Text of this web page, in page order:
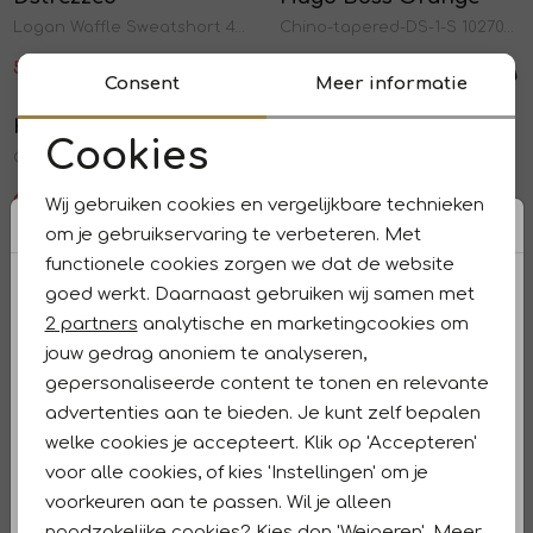
55,97
Hugo Boss Orange
69,97 99,95 69,97 99,95
/1
Sale
Hugo Boss Orange
Re.Maine Shorts BO 10251068 03 456 Light/pastel blue
69,97 99,95
1/2
Vanguard
69,99 99,99
/2
PME Legend
PME LEGEND NIGHTFLIGHT SHORTS SCB Summer comfort
1/2
Profuomo
SHORT SPRTCRD NAVY P Navy
89,95
Sale
Hugo Boss Orange Hugo Boss Black
Noodzakelijke cookies
Personalisatie cookies
Analytische cookies
Marketing cookies
Consent Meer informatie
Cookies
Wij gebruiken cookies en vergelijkbare technieken
om je gebruikservaring te verbeteren. Met
functionele cookies zorgen we dat de website
goed werkt. Daarnaast gebruiken wij samen met
2 partners analytische en marketingcookies om
jouw gedrag anoniem te analyseren,
gepersonaliseerde content te tonen en relevante
advertenties aan te bieden. Je kunt zelf bepalen
welke cookies je accepteert. Klik op 'Accepteren'
voor alle cookies, of kies 'Instellingen' om je
voorkeuren aan te passen. Wil je alleen